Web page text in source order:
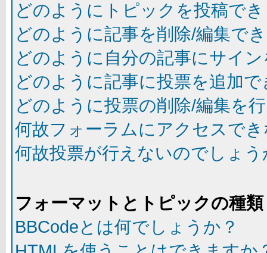
どのようにトピックを投稿で
どのように記事を削除/編集で
どのように自分の記事にサイ
どのように記事に投票を追加
どのように投票の削除/編集を
何故フォーラムにアクセスで
何故投票が行えないのでしょう
フォーマットとトピックの種類
BBCodeとは何でしょうか？